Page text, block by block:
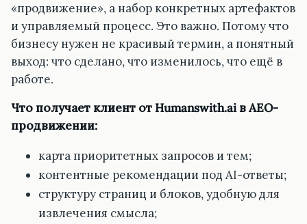
«продвижение», а набор конкретных артефактов
и управляемый процесс. Это важно. Потому что
бизнесу нужен не красивый термин, а понятный
выход: что сделано, что изменилось, что ещё в
работе.
Что получает клиент от Humanswith.ai в AEO-
продвижении:
карта приоритетных запросов и тем;
контентные рекомендации под AI-ответы;
структуру страниц и блоков, удобную для
извлечения смысла;